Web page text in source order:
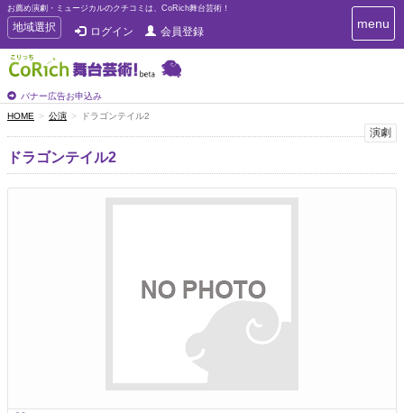
お薦め演劇・ミュージカルのクチコミは、CoRich舞台芸術！
T
o
g
g
e
n
a
v
i
地域選択 ログイン 会員登録
バナー広告お申込み
T
o
i
menu
HOME 公演 ドラゴンテイル2
演劇
ドラゴンテイル2